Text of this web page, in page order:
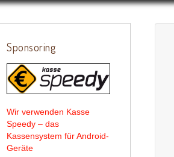
Sponsoring
Wir verwenden Kasse
Speedy – das
Kassensystem für Android-
Geräte